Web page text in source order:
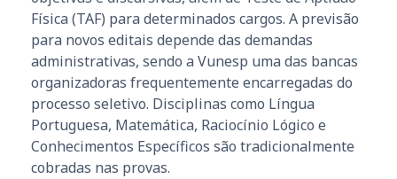
Física (TAF) para determinados cargos. A previsão
para novos editais depende das demandas
administrativas, sendo a Vunesp uma das bancas
organizadoras frequentemente encarregadas do
processo seletivo. Disciplinas como Língua
Portuguesa, Matemática, Raciocínio Lógico e
Conhecimentos Específicos são tradicionalmente
cobradas nas provas.